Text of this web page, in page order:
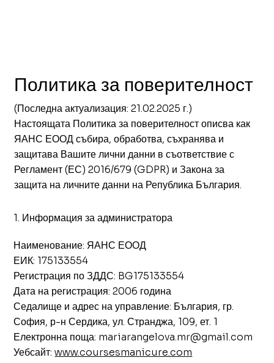
Политика за поверителност
(Последна актуализация: 21.02.2025 г.)
Настоящата Политика за поверителност описва как
ЯАНС ЕООД събира, обработва, съхранява и
защитава Вашите лични данни в съответствие с
Регламент (ЕС) 2016/679 (GDPR) и Закона за
защита на личните данни на Република България.
1. Информация за администратора
Наименование: ЯАНС ЕООД
ЕИК: 175133554
Регистрация по ЗДДС: BG175133554
Дата на регистрация: 2006 година
Седалище и адрес на управление: България, гр.
София, р-н Сердика, ул. Странджа, 109, ет. 1
Електронна поща: mariarangelova.mr@gmail.com
Уебсайт:www.coursesmanicure.com